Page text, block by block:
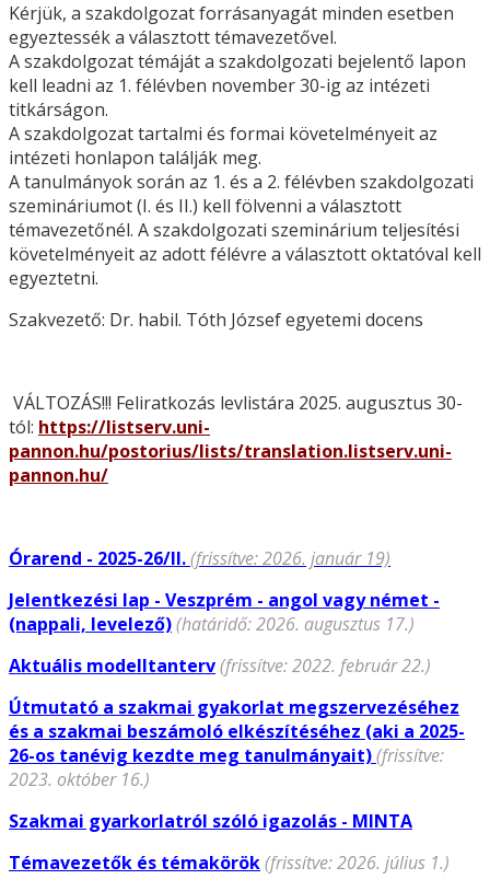
Kérjük, a szakdolgozat forrásanyagát minden esetben
egyeztessék a választott témavezetővel.
A szakdolgozat témáját a szakdolgozati bejelentő lapon
kell leadni az 1. félévben november 30-ig az intézeti
titkárságon.
A szakdolgozat tartalmi és formai követelményeit az
intézeti honlapon találják meg.
A tanulmányok során az 1. és a 2. félévben szakdolgozati
szemináriumot (I. és II.) kell fölvenni a választott
témavezetőnél. A szakdolgozati szeminárium teljesítési
követelményeit az adott félévre a választott oktatóval kell
egyeztetni.
Szakvezető: Dr. habil. Tóth József egyetemi docens
VÁLTOZÁS!!! Feliratkozás levlistára 2025. augusztus 30-
tól: https://listserv.uni-
pannon.hu/postorius/lists/translation.listserv.uni-
pannon.hu/
Órarend - 2025-26/II.(frissítve: 2026. január 19)
Jelentkezési lap - Veszprém - angol vagy német -
(nappali, levelező)(határidő: 2026. augusztus 17.)
Aktuális modelltanterv(frissítve: 2022. február 22.)
Útmutató a szakmai gyakorlat megszervezéséhez
és a szakmai beszámoló elkészítéséhez (aki a 2025-
26-os tanévig kezdte meg tanulmányait)(frissítve:
2023. október 16.)
Szakmai gyarkorlatról szóló igazolás - MINTA
Témavezetők és témakörök(frissítve: 2026. július 1.)